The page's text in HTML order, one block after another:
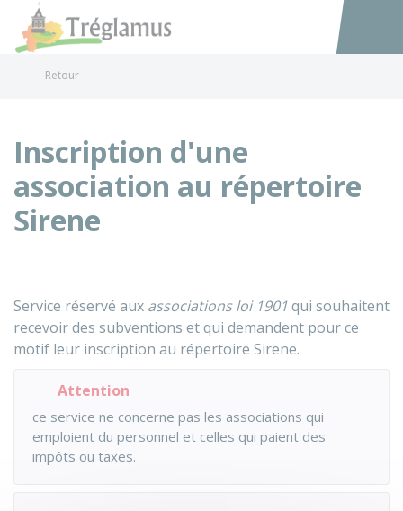
Accéder
Retour
Inscription d'une
association au répertoire
Sirene
Service réservé aux associations loi 1901qui souhaitent
recevoir des subventions et qui demandent pour ce
motif leur inscription au répertoire Sirene.
Attention
ce service ne concerne pas les associations qui
emploient du personnel et celles qui paient des
impôts ou taxes.